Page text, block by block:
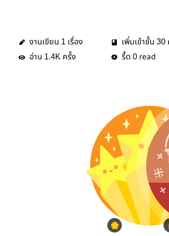
งานเขียน 1 เรื่อง เพิ่มเข้าชั้น 30
อ่าน 1.4K ครั้ง รี้ด 0 read